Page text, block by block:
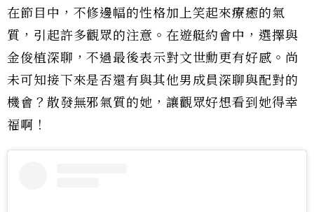
在節目中，不修邊幅的性格加上笑起來療癒的氣
質，引起許多觀眾的注意。在遊艇約會中，選擇與
金俊植深聊，不過最後表示對文世勳更有好感。尚
未可知接下來是否還有與其他男成員深聊與配對的
機會？散發無邪氣質的她，讓觀眾好想看到她得幸
福啊！